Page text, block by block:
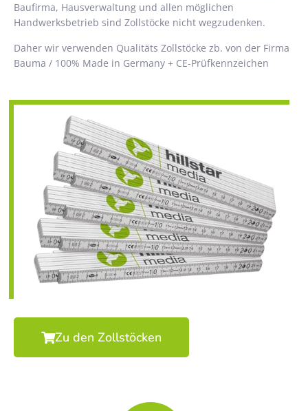
Baufirma, Hausverwaltung und allen möglichen
Handwerksbetrieb sind Zollstöcke nicht wegzudenken.
Daher wir verwenden Qualitäts Zollstöcke zb. von der Firma
Bauma / 100% Made in Germany + CE-Prüfkennzeichen
Zu den Zollstöcken